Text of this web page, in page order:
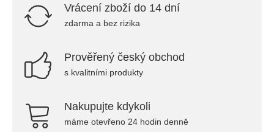
Vrácení zboží do 14 dní
zdarma a bez rizika
Prověřený český obchod
s kvalitními produkty
Nakupujte kdykoli
máme otevřeno 24 hodin denně